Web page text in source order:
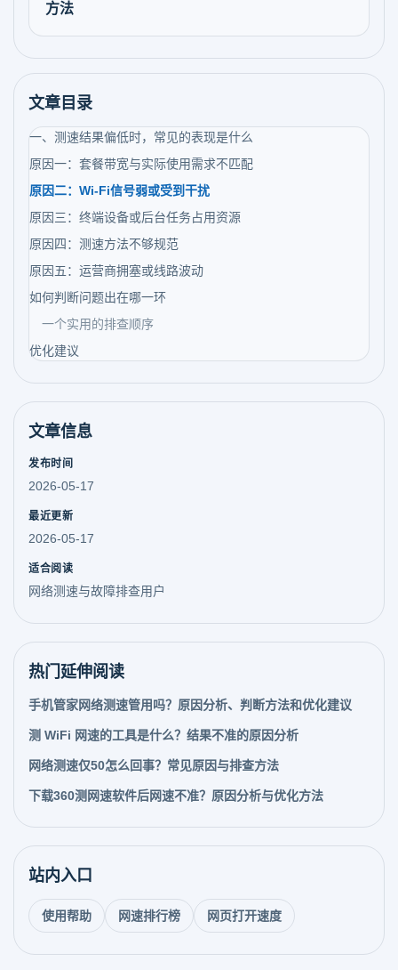
方法
文章目录
一、测速结果偏低时，常见的表现是什么
原因一：套餐带宽与实际使用需求不匹配
原因二：Wi-Fi信号弱或受到干扰
原因三：终端设备或后台任务占用资源
原因四：测速方法不够规范
原因五：运营商拥塞或线路波动
如何判断问题出在哪一环
一个实用的排查顺序
优化建议
文章信息
发布时间
2026-05-17
最近更新
2026-05-17
适合阅读
网络测速与故障排查用户
热门延伸阅读
手机管家网络测速管用吗？原因分析、判断方法和优化建议
测 WiFi 网速的工具是什么？结果不准的原因分析
网络测速仅50怎么回事？常见原因与排查方法
下载360测网速软件后网速不准？原因分析与优化方法
站内入口
使用帮助 网速排行榜 网页打开速度